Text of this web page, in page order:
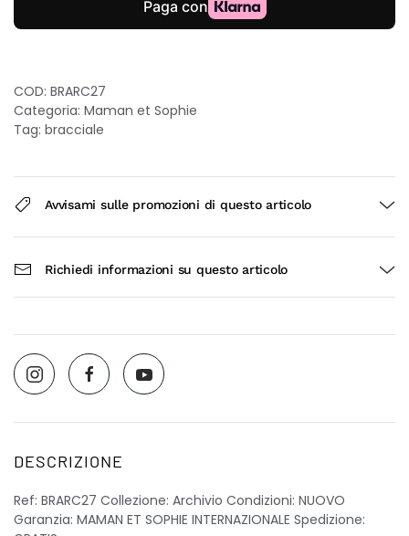
925
COD: BRARC27
Categoria: Maman et Sophie
Tag: bracciale
Avvisami sulle promozioni di questo articolo
Richiedi informazioni su questo articolo
DESCRIZIONE
Ref: BRARC27 Collezione: Archivio Condizioni: NUOVO
Garanzia: MAMAN ET SOPHIE INTERNAZIONALE Spedizione: